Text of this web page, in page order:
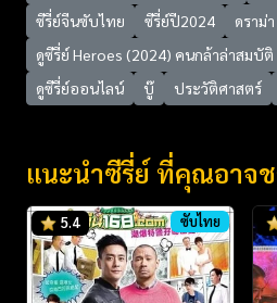
ซีรี่ย์จีนซับไทย
ซีรี่ย์ปี2024
ดราม่า
ดูซีรี่ย์ Heroes (2024) คนกล้าล่าสมบัติ
ดูซีรี่ย์ออนไลน์
บู๊ ประวัติศาสตร์
แนะนำซีรี่ย์ ที่คุณอาจ
5.4 ซับไทย